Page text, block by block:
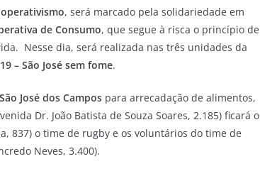
, será marcado pela solidariedade em
de Consumo, que segue à risca o princípio de
Nesse dia, será realizada nas três unidades da
– São José sem fome.
José dos Campos para arrecadação de alimentos,
Dr. João Batista de Souza Soares, 2.185) ficará o
837) o time de rugby e os voluntários do time de
Neves, 3.400).